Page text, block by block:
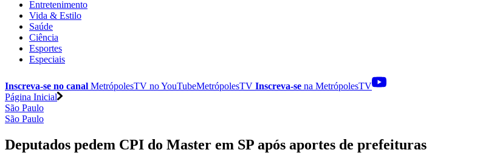
Entretenimento
Vida & Estilo
Saúde
Ciência
Esportes
Especiais
Inscreva-se no canal MetrópolesTV noYouTubeMetrópolesTV Inscreva-se na MetrópolesTV
Página Inicial
São Paulo
São Paulo
Deputados pedem CPI do Master em SP após aportes de prefeituras